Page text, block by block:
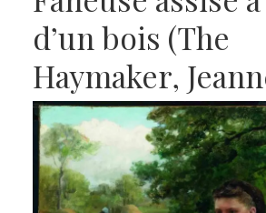
d’un bois (The
Haymaker,